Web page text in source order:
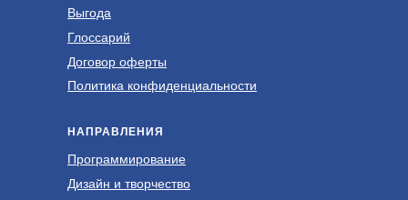
НАПРАВЛЕНИЯ
Программирование
Выгода
Глоссарий
Дизайн и творчество
Политика конфиденциальности
Договор оферты